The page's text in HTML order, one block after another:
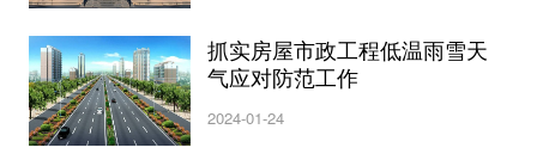
抓实房屋市政工程低温雨雪天
气应对防范工作
2024-01-24